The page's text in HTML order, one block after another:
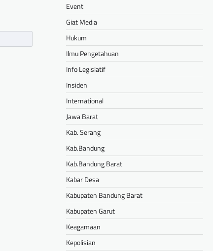
Event
Giat Media
Hukum
Ilmu Pengetahuan
Info Legislatif
Insiden
International
Jawa Barat
Kab. Serang
Kab.Bandung
Kab.Bandung Barat
Kabar Desa
Kabupaten Bandung Barat
Kabupaten Garut
Keagamaan
Kepolisian